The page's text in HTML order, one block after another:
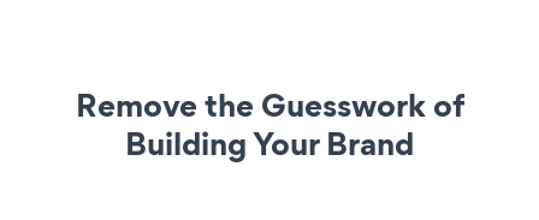
Remove the Guesswork of
Building Your Brand